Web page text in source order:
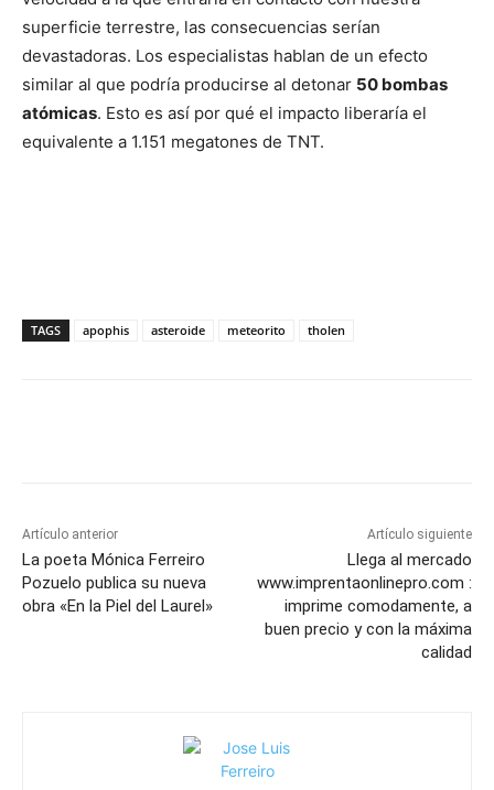
superficie terrestre, las consecuencias serían
devastadoras. Los especialistas hablan de un efecto
similar al que podría producirse al detonar 50 bombas
atómicas. Esto es así por qué el impacto liberaría el
equivalente a 1.151 megatones de TNT.
TAGS apophis asteroide meteorito tholen
Artículo anterior
La poeta Mónica Ferreiro
Pozuelo publica su nueva
obra «En la Piel del Laurel»
Artículo siguiente
Llega al mercado
www.imprentaonlinepro.com :
imprime comodamente, a
buen precio y con la máxima
calidad